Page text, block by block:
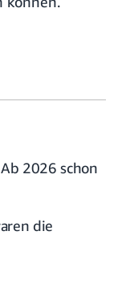
2026 schon
die